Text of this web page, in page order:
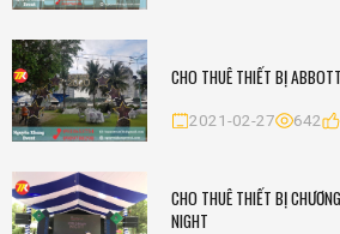
CHO THUÊ THIẾT BỊ
2021-02-27 642
CHO THUÊ THIẾT BỊ
NIGHT